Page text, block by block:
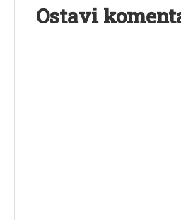
Ostavi